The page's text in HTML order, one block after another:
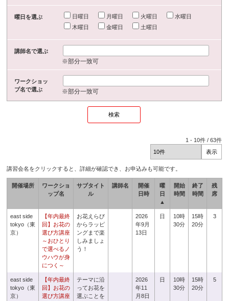
曜日を選ぶ 日曜日 月曜日 火曜日
水曜日
木曜日
金曜日 土曜日
講師名で選ぶ
※部分一致可
ワークショッ
プ名で選ぶ
※部分一致可
1 - 10件 /63件
講習会名をクリックすると、詳細が確認でき、お申込みも可能です。
開催場所
ワークショ
ップ名
サブタイト
ル
講師名
開催
日時
曜
日
▲
開始
時間
終了
時間
残
席
east side
tokyo（東
京）
【年内最終
回】お花の
選び方講座
～おひとり
で選べるノ
ウハウが身
につく～
お花えらび
からラッピ
ングまで楽
しみましょ
う！
2026
年9月
13日
日
10時
30分
15時
20分
3
east side
tokyo（東
京）
【年内最終
回】お花の
選び方講座
テーマに沿
ってお花を
選ぶことを
2026
年11
月8日
日
10時
30分
15時
20分
5